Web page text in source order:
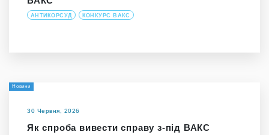
АНТИКОРСУД КОНКУРС ВАКС
Новини
30 Червня, 2026
Як спроба вивести справу з-під ВАКС